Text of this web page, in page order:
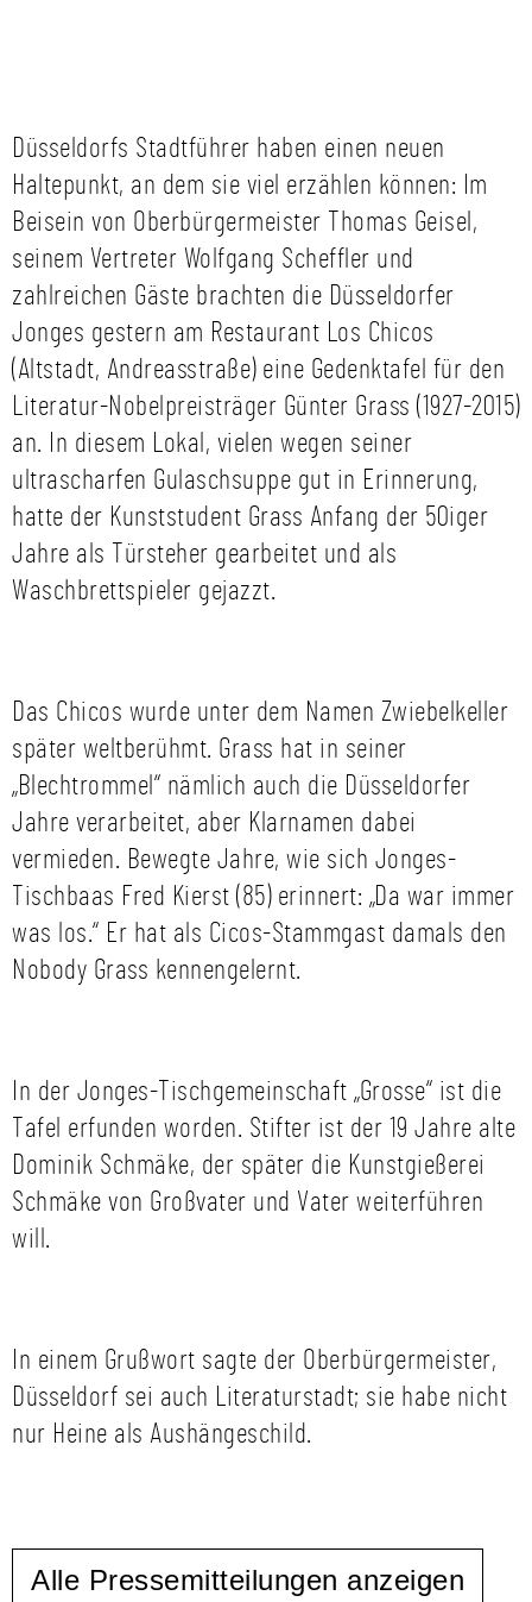
Düsseldorfs Stadtführer haben einen neuen
Haltepunkt, an dem sie viel erzählen können: Im
Beisein von Oberbürgermeister Thomas Geisel,
seinem Vertreter Wolfgang Scheffler und
zahlreichen Gäste brachten die Düsseldorfer
Jonges gestern am Restaurant Los Chicos
(Altstadt, Andreasstraße) eine Gedenktafel für den
Literatur-Nobelpreisträger Günter Grass (1927-2015)
an. In diesem Lokal, vielen wegen seiner
ultrascharfen Gulaschsuppe gut in Erinnerung,
hatte der Kunststudent Grass Anfang der 50iger
Jahre als Türsteher gearbeitet und als
Waschbrettspieler gejazzt.
Das Chicos wurde unter dem Namen Zwiebelkeller
später weltberühmt. Grass hat in seiner
„Blechtrommel“ nämlich auch die Düsseldorfer
Jahre verarbeitet, aber Klarnamen dabei
vermieden. Bewegte Jahre, wie sich Jonges-
Tischbaas Fred Kierst (85) erinnert: „Da war immer
was los.“ Er hat als Cicos-Stammgast damals den
Nobody Grass kennengelernt.
In der Jonges-Tischgemeinschaft „Grosse“ ist die
Tafel erfunden worden. Stifter ist der 19 Jahre alte
Dominik Schmäke, der später die Kunstgießerei
Schmäke von Großvater und Vater weiterführen
will.
In einem Grußwort sagte der Oberbürgermeister,
Düsseldorf sei auch Literaturstadt; sie habe nicht
nur Heine als Aushängeschild.
Alle Pressemitteilungen anzeigen